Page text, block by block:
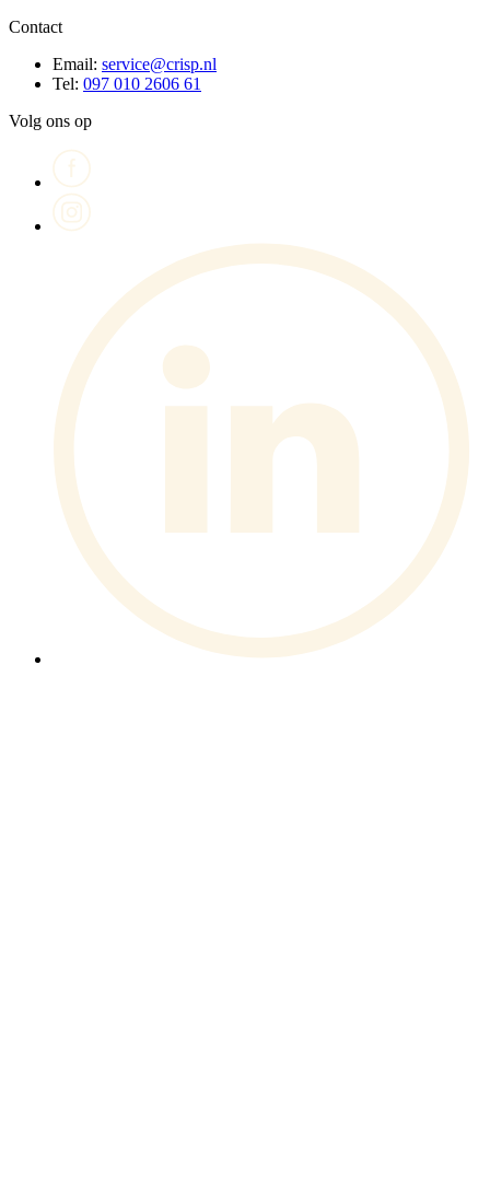
Contact
Email: service@crisp.nl
Tel: 097 010 2606 61
Volg ons op